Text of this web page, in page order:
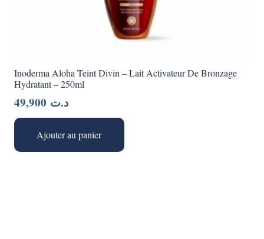
Inoderma Aloha Teint Divin – Lait Activateur De Bronzage
Hydratant – 250ml
د.ت
Ajouter au panier